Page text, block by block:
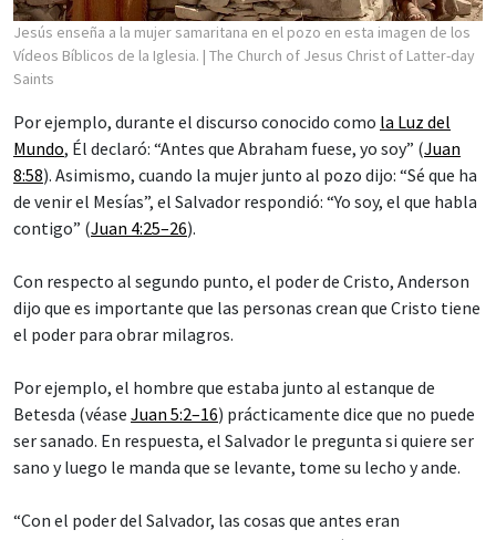
Jesús enseña a la mujer samaritana en el pozo en esta imagen de los
Vídeos Bíblicos de la Iglesia. | The Church of Jesus Christ of Latter-day
Saints
Por ejemplo, durante el discurso conocido como la Luz del
Mundo, Él declaró: “Antes que Abraham fuese, yo soy” (Juan
8:58). Asimismo, cuando la mujer junto al pozo dijo: “Sé que ha
de venir el Mesías”, el Salvador respondió: “Yo soy, el que habla
contigo” (Juan 4:25–26).
Con respecto al segundo punto, el poder de Cristo, Anderson
dijo que es importante que las personas crean que Cristo tiene
el poder para obrar milagros.
Por ejemplo, el hombre que estaba junto al estanque de
Betesda (véase Juan 5:2–16) prácticamente dice que no puede
ser sanado. En respuesta, el Salvador le pregunta si quiere ser
sano y luego le manda que se levante, tome su lecho y ande.
“Con el poder del Salvador, las cosas que antes eran